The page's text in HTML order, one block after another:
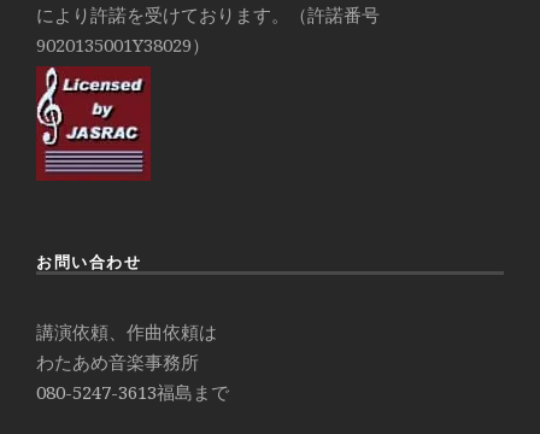
により許諾を受けております。（許諾番号
9020135001Y38029）
お問い合わせ
講演依頼、作曲依頼は
わたあめ音楽事務所
080-5247-3613福島まで